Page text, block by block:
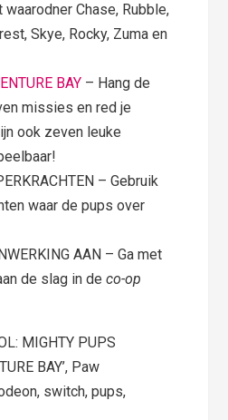
Chase, Rubble,
Skye, Rocky, Zuma en
BAY – Hang de
missies en red je
ook zeven leuke
– Gebruik
waar de pups over
AAN – Ga met
de slag in deco-op